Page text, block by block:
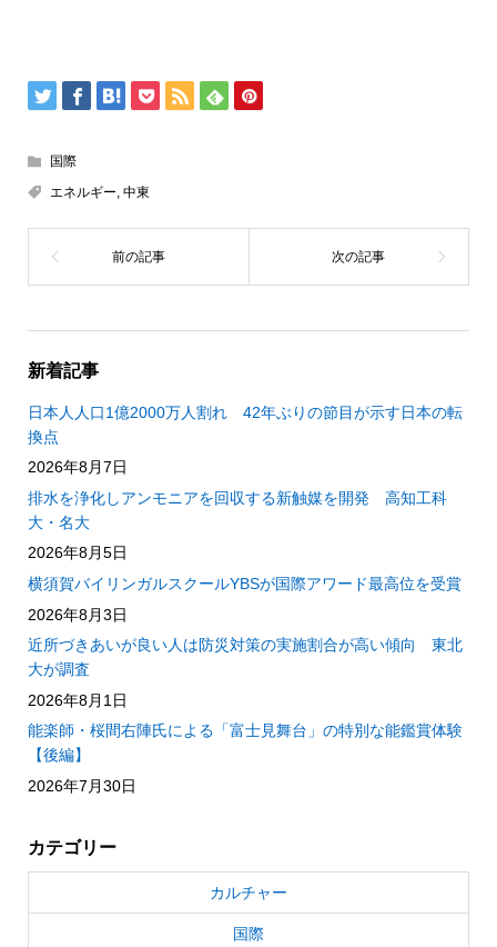
国際
エネルギー 中東
新着記事
日本人人口1億2000万人割れ 42年ぶりの節目が示す日本の転
換点
2026年8月7日
排水を浄化しアンモニアを回収する新触媒を開発 高知工科
大・名大
2026年8月5日
横須賀バイリンガルスクールYBSが国際アワード最高位を受賞
2026年8月3日
近所づきあいが良い人は防災対策の実施割合が高い傾向 東北
大が調査
2026年8月1日
能楽師・桜間右陣氏による「富士見舞台」の特別な能鑑賞体験
【後編】
2026年7月30日
カテゴリー
カルチャー
国際